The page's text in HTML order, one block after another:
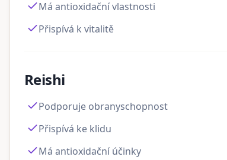
Má antioxidační vlastnosti
Přispívá k vitalitě
Reishi
Podporuje obranyschopnost
Přispívá ke klidu
Má antioxidační účinky